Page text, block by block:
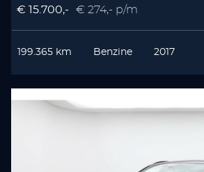
€ 15.700,- € 274,- p/m
199.365 km Benzine 2017